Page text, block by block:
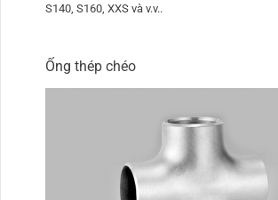
S140, S160, XXS và v.v..
Ống thép chéo